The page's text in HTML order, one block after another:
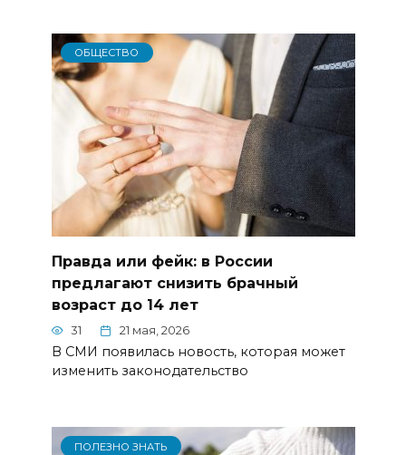
ОБЩЕСТВО
Правда или фейк: в России
предлагают снизить брачный
возраст до 14 лет
31 21 мая, 2026
В СМИ появилась новость, которая может
изменить законодательство
ПОЛЕЗНО ЗНАТЬ